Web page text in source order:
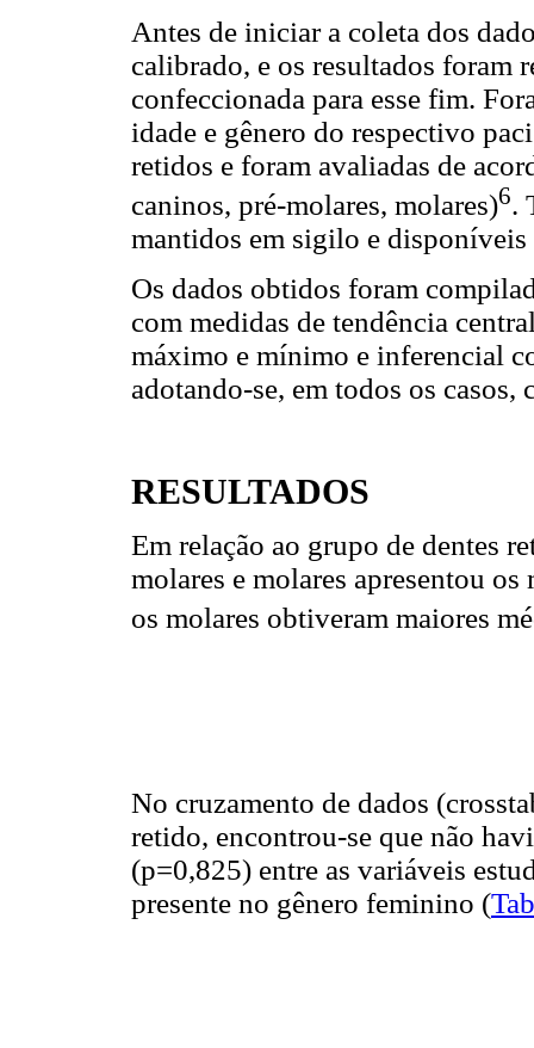
Antes de iniciar a coleta dos
calibrado, e os resultados foram
confeccionada para esse fim.
idade e gênero do respectivo
retidos e foram avaliadas de
caninos, pré-molares, molares)6.
mantidos em sigilo e disponíveis
Os dados obtidos foram
com medidas de tendência
máximo e mínimo e inferencial
adotando-se, em todos os
RESULTADOS
Em relação ao grupo de dentes
molares e molares apresentou
os molares obtiveram maiores
No cruzamento de dados
retido, encontrou-se que não
(p=0,825) entre as variáveis
presente no gênero feminino (